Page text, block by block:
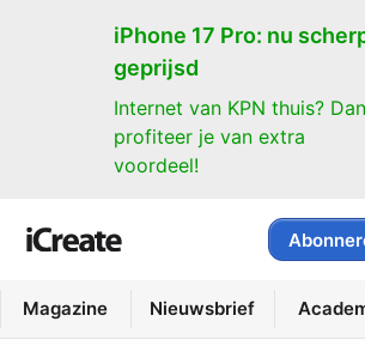
iPhone 17 Pro: nu
geprijsd
Internet van KPN thuis? Dan
profiteer je van extra
voordeel!
Magazine Nieuwsbrief